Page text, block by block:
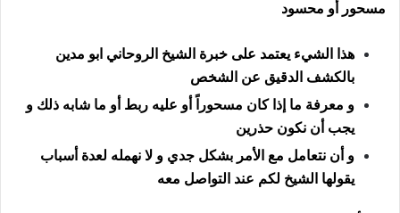
مسحور أو محسود
هذا الشيء يعتمد على خبرة الشيخ الروحاني ابو مدين
بالكشف الدقيق عن الشخص
و معرفة ما إذا كان مسحوراً أو عليه ربط أو ما شابه ذلك و
يجب أن نكون حذرين
و أن نتعامل مع الأمر بشكل جدي و لا نهمله لعدة أسباب
يقولها الشيخ لكم عند التواصل معه